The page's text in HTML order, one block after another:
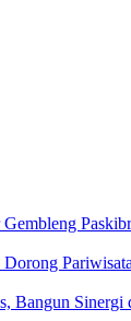
Bangun Sinergi